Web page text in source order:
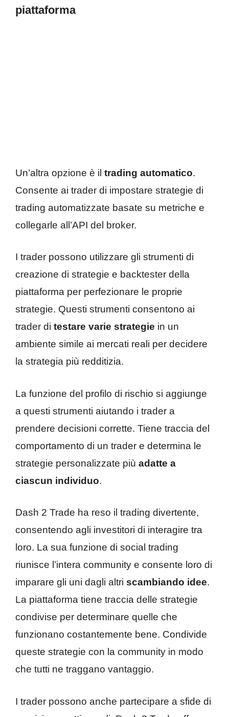
piattaforma
Un’altra opzione è il trading automatico.
Consente ai trader di impostare strategie di
trading automatizzate basate su metriche e
collegarle all’API del broker.
I trader possono utilizzare gli strumenti di
creazione di strategie e backtester della
piattaforma per perfezionare le proprie
strategie. Questi strumenti consentono ai
trader di testare varie strategie in un
ambiente simile ai mercati reali per decidere
la strategia più redditizia.
La funzione del profilo di rischio si aggiunge
a questi strumenti aiutando i trader a
prendere decisioni corrette. Tiene traccia del
comportamento di un trader e determina le
strategie personalizzate più adatte a
ciascun individuo.
Dash 2 Trade ha reso il trading divertente,
consentendo agli investitori di interagire tra
loro. La sua funzione di social trading
riunisce l’intera community e consente loro di
imparare gli uni dagli altri scambiando idee.
La piattaforma tiene traccia delle strategie
condivise per determinare quelle che
funzionano costantemente bene. Condivide
queste strategie con la community in modo
che tutti ne traggano vantaggio.
I trader possono anche partecipare a sfide di